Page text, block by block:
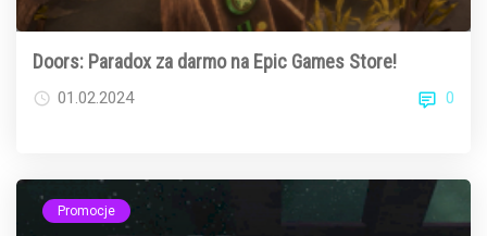
Doors: Paradox za darmo na Epic Games Store!
01.02.2024 0
Promocje